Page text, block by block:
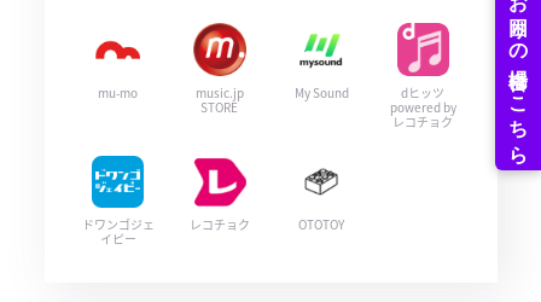
mu-mo
music.jp
STORE
My Sound
dヒッツ
powered by
レコチョク
ドワンゴジェ
イピー
レコチョク OTOTOY